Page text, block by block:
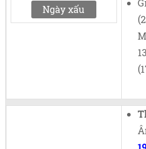
Ngày xấu